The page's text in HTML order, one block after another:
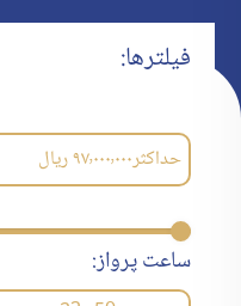
فیلترها:
حداکثر۹۷٬۰۰۰٬۰۰۰ریال
ساعت پرواز: